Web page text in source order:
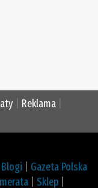
Reklama
Gazeta Polska
Sklep